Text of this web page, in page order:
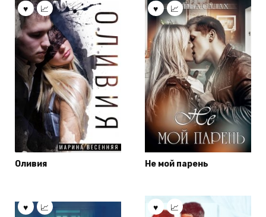
Оливия Не мой парень